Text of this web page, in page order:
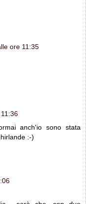
ore 11:35
anch'io sono stata
:-)